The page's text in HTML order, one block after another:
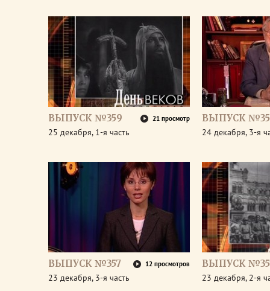
ВЫПУСК №359 21 просмотр
25 декабря, 1-я часть
ВЫПУСК
24 декабря, 3-я
ВЫПУСК №357 12 просмотров
23 декабря, 3-я часть
ВЫПУСК
23 декабря, 2-я